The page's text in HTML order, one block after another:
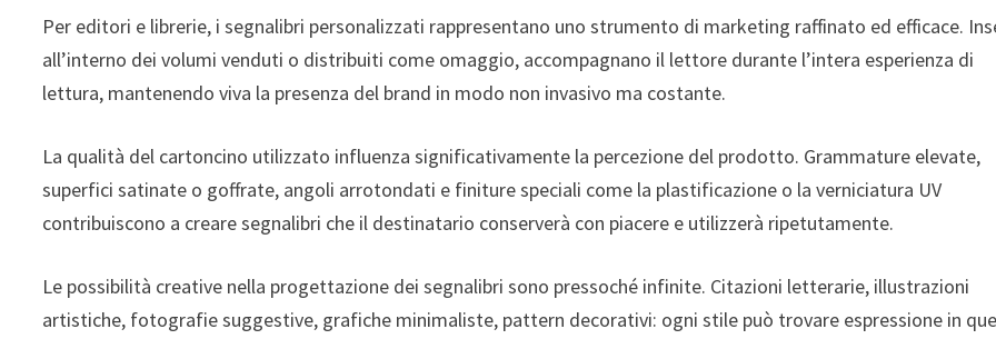
Per editori e librerie, i segnalibri personalizzati rappresentano uno strumento di marketing raffinato ed efficace.
all’interno dei volumi venduti o distribuiti come omaggio, accompagnano il lettore durante l’intera esperienza di
lettura, mantenendo viva la presenza del brand in modo non invasivo ma costante.
La qualità del cartoncino utilizzato influenza significativamente la percezione del prodotto. Grammature elevate,
superfici satinate o goffrate, angoli arrotondati e finiture speciali come la plastificazione o la verniciatura UV
contribuiscono a creare segnalibri che il destinatario conserverà con piacere e utilizzerà ripetutamente.
Le possibilità creative nella progettazione dei segnalibri sono pressoché infinite. Citazioni letterarie, illustrazioni
artistiche, fotografie suggestive, grafiche minimaliste, pattern decorativi: ogni stile può trovare espressione in